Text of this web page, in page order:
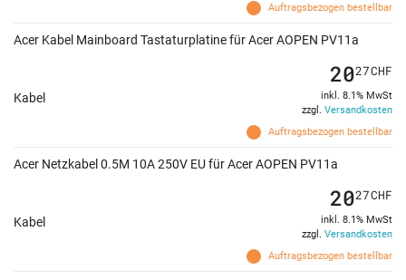
Auftragsbezogen bestellbar
Acer Kabel Mainboard Tastaturplatine für Acer AOPEN PV11a
Kabel
Auftragsbezogen bestellbar
2027CHF
inkl. 8.1% MwSt
zzgl. Versandkosten
Acer Netzkabel 0.5M 10A 250V EU für Acer AOPEN PV11a
Kabel
Auftragsbezogen bestellbar
2027CHF
inkl. 8.1% MwSt
zzgl. Versandkosten